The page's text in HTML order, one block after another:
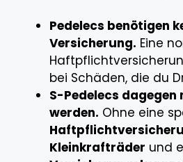
Pedelecs benötigen
Versicherung. Eine
bei Schäden, die du
S-Pedelecs
werden. Ohne eine
Kleinkrafträder und